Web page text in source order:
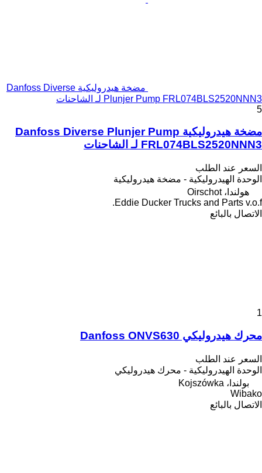
مضخة هيدروليكية Danfoss Diverse
Plunjer Pump FRL074BLS2520NNN3 لـ الشاحنات
5
مضخة هيدروليكية Danfoss Diverse Plunjer Pump
FRL074BLS2520NNN3 لـ الشاحنات
السعر عند الطلب
الوحدة الهيدروليكية - مضخة هيدروليكية
هولندا، Oirschot
Eddie Ducker Trucks and Parts v.o.f.
الاتصال بالبائع
1
محرك هيدروليكي Danfoss ONVS630
السعر عند الطلب
الوحدة الهيدروليكية - محرك هيدروليكي
بولندا، Kojszówka
Wibako
الاتصال بالبائع